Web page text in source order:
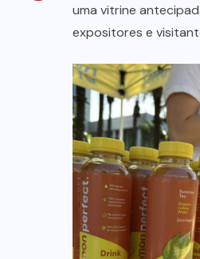
uma vitrine
expositores e